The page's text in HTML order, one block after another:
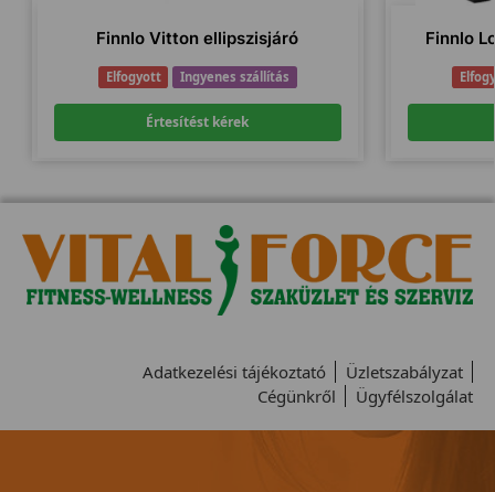
Finnlo Vitton ellipszisjáró
Elfogyott Ingyenes szállítás
Értesítést kérek
Finnlo
Adatkezelési tájékoztató
Üzletszabályzat
Cégünkről
Ügyfélszolgálat